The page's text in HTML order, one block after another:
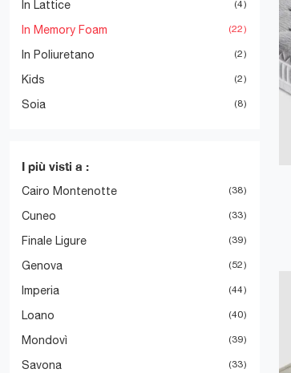
In Lattice 4
In Memory Foam 22
In Poliuretano 2
Kids 2
Soia 8
I più visti a :
Cairo Montenotte 38
Cuneo 33
Finale Ligure 39
Genova 52
Imperia 44
Loano 40
Mondovì 39
Savona 33